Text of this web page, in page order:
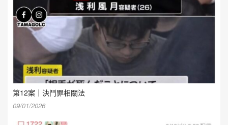
第12案｜決鬥罪相關法
09/01/2026